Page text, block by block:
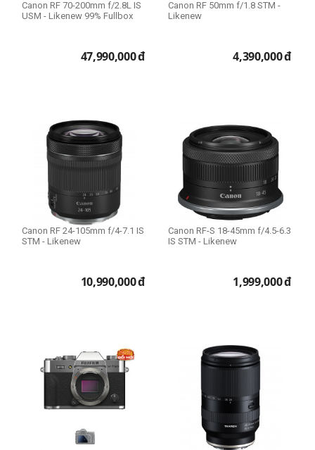
Filter Size
Size 52mm
Size 55mm
Size 58mm
Size 67mm
Size 72mm
Size 77mm
Size 95mm
3TB
Lens dùng cho
Fujifilm
Canon RF 70-200mm f/2.8L IS
USM - Likenew 99% Fullbox
47,990,000đ
Canon RF 50mm f/1.8 STM -
Likenew
4,390,000đ
Canon RF 24-105mm f/4-7.1 IS
STM - Likenew
10,990,000đ
Canon RF-S 18-45mm f/4.5-6.3
IS STM - Likenew
1,999,000đ